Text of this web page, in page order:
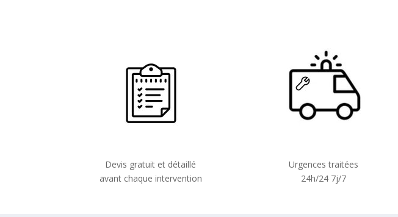
Devis gratuit et détaillé
avant chaque intervention
Urgences traitées
24h/24 7j/7